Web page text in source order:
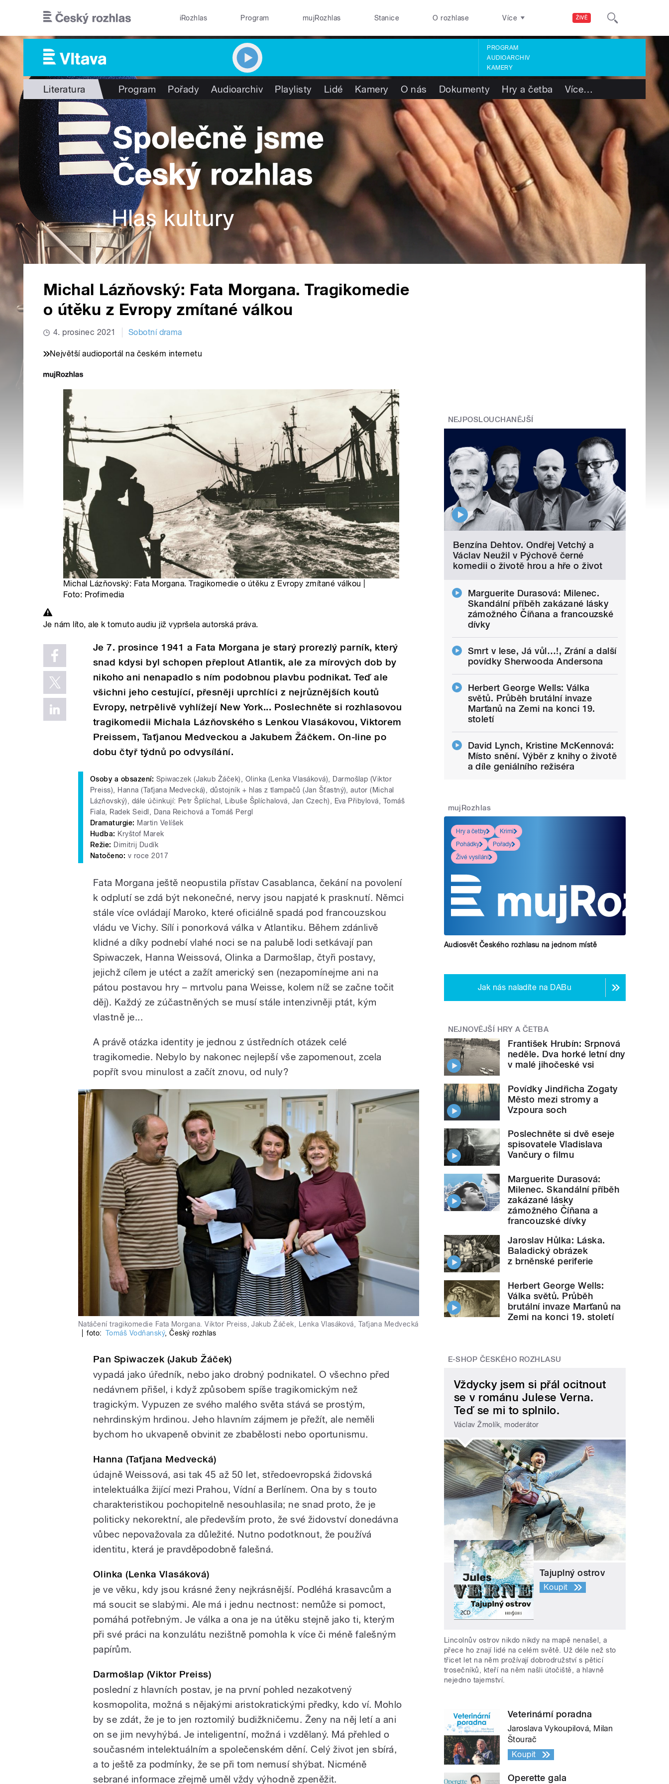
ŽIVĚ
iRozhlas Program mujRozhlas Stanice O rozhlase Více
PROGRAM
AUDIOARCHIV
KAMERY
Literatura Program Pořady Audioarchiv Playlisty Lidé Kamery O nás Dokumenty Hry a četba Více…
Michal Lázňovský: Fata Morgana. Tragikomedie
o útěku z Evropy zmítané válkou
4. prosinec 2021 Sobotní drama
Největší audioportál na českém internetu
Michal Lázňovský: Fata Morgana. Tragikomedie o útěku z Evropy zmítané válkou |
Foto: Profimedia
Je nám líto, ale k tomuto audiu již vypršela autorská práva.
Je 7. prosince 1941 a Fata Morgana je starý prorezlý parník, který
snad kdysi byl schopen přeplout Atlantik, ale za mírových dob by
nikoho ani nenapadlo s ním podobnou plavbu podnikat. Teď ale
všichni jeho cestující, přesněji uprchlíci z nejrůznějších koutů
Evropy, netrpělivě vyhlížejí New York... Poslechněte si rozhlasovou
tragikomedii Michala Lázňovského s Lenkou Vlasákovou, Viktorem
Preissem, Taťjanou Medveckou a Jakubem Žáčkem. On-line po
dobu čtyř týdnů po odvysílání.
Osoby a obsazení: Spiwaczek (Jakub Žáček), Olinka (Lenka Vlasáková), Darmošlap (Viktor
Preiss), Hanna (Taťjana Medvecká), důstojník + hlas z tlampačů (Jan Šťastný), autor (Michal
Lázňovský), dále účinkují: Petr Šplíchal, Libuše Šplíchalová, Jan Czech), Eva Přibylová, Tomáš
Fiala, Radek Seidl, Dana Reichová a Tomáš Pergl
Dramaturgie: Martin Velíšek
Hudba: Kryštof Marek
Režie: Dimitrij Dudík
Natočeno: v roce 2017
Fata Morgana ještě neopustila přístav Casablanca, čekání na povolení
k odplutí se zdá být nekonečné, nervy jsou napjaté k prasknutí. Němci
stále více ovládají Maroko, které oficiálně spadá pod francouzskou
vládu ve Vichy. Sílí i ponorková válka v Atlantiku. Během zdánlivě
klidné a díky podnebí vlahé noci se na palubě lodi setkávají pan
Spiwaczek, HannaWeissová, Olinka a Darmošlap, čtyři postavy,
jejichž cílem je utéct a zažít americký sen (nezapomínejme ani na
pátou postavou hry – mrtvolu pana Weisse, kolem níž se začne točit
děj). Každý ze zúčastněných se musí stále intenzivněji ptát, kým
vlastně je...
A právě otázka identity je jednou z ústředních otázek celé
tragikomedie. Nebylo by nakonec nejlepší vše zapomenout, zcela
popřít svou minulost a začít znovu, od nuly?
Natáčení tragikomedie Fata Morgana. Viktor Preiss, Jakub Žáček, Lenka Vlasáková, Taťjana Medvecká
foto: Tomáš Vodňanský,Český rozhlas
Pan Spiwaczek (Jakub Žáček)
vypadá jako úředník, nebo jako drobný podnikatel. O všechno před
nedávnem přišel, i když způsobem spíše tragikomickým než
tragickým. Vypuzen ze svého malého světa stává se prostým,
nehrdinským hrdinou. Jeho hlavním zájmem je přežít, ale neměli
bychom ho ukvapeně obvinit ze zbabělosti nebo oportunismu.
Hanna (Taťjana Medvecká)
údajně Weissová, asi tak 45 až 50 let, středoevropská židovská
intelektuálka žijící mezi Prahou, Vídní a Berlínem. Ona by s touto
charakteristikou pochopitelně nesouhlasila; ne snad proto, že je
politicky nekorektní, ale především proto, že své židovství donedávna
vůbec nepovažovala za důležité. Nutno podotknout, že používá
identitu, která je pravděpodobně falešná.
Olinka (Lenka Vlasáková)
je ve věku, kdy jsou krásné ženy nejkrásnější. Podléhá krasavcům a
má soucit se slabými. Ale má i jednu nectnost: nemůže si pomoct,
pomáhá potřebným. Je válka a ona je na útěku stejně jako ti, kterým
při své práci na konzulátu nezištně pomohla k více či méně falešným
papírům.
Darmošlap (Viktor Preiss)
poslední z hlavních postav, je na první pohled nezakotvený
kosmopolita, možná s nějakými aristokratickými předky, kdo ví. Mohlo
by se zdát, že je to jen roztomilý budižkničemu. Ženy na něj letí a ani
on se jim nevyhýbá. Je inteligentní, možná i vzdělaný. Má přehled o
současném intelektuálním a společenském dění. Celý život jen sbírá,
a to ještě za podmínky, že se při tom nemusí shýbat. Nicméně
sebrané informace zřejmě uměl vždy výhodně zpeněžit.
NEJPOSLOUCHANĚJŠÍ
Benzína Dehtov. Ondřej Vetchý a
Václav Neužil v Pýchově černé
komedii o životě hrou a hře o život
Marguerite Durasová: Milenec.
Skandální příběh zakázané lásky
zámožného Číňana a francouzské
dívky
Smrt v lese, Já vůl…!, Zrání a další
povídky Sherwooda Andersona
Herbert George Wells: Válka
světů. Průběh brutální invaze
Marťanů na Zemi na konci 19.
století
David Lynch, Kristine McKennová:
Místo snění. Výběr z knihy o životě
a díle geniálního režiséra
mujRozhlas
Hry a četby
Krimi
Pohádky
Pořady
Živé vysílání
Audiosvět Českého rozhlasu na jednom místě
Jak nás naladíte na DABu
NEJNOVĚJŠÍ HRY A ČETBA
František Hrubín: Srpnová
neděle. Dva horké letní dny
v malé jihočeské vsi
Povídky Jindřicha Zogaty
Město mezi stromy a
Vzpoura soch
Poslechněte si dvě eseje
spisovatele Vladislava
Vančury o filmu
Marguerite Durasová:
Milenec. Skandální příběh
zakázané lásky
zámožného Číňana a
francouzské dívky
Jaroslav Hůlka: Láska.
Baladický obrázek
z brněnské periferie
Herbert George Wells:
Válka světů. Průběh
brutální invaze Marťanů na
Zemi na konci 19. století
E-SHOP ČESKÉHO ROZHLASU
Vždycky jsem si přál ocitnout
se v románu Julese Verna.
Teď se mi to splnilo.
Václav Žmolík, moderátor
Tajuplný ostrov
Koupit
Lincolnův ostrov nikdo nikdy na mapě nenašel, a
přece ho znají lidé na celém světě. Už déle než sto
třicet let na něm prožívají dobrodružství s pěticí
trosečníků, kteří na něm našli útočiště, a hlavně
nejedno tajemství.
Veterinární poradna
Jaroslava Vykoupilová, Milan
Štourač
Koupit
Operette gala